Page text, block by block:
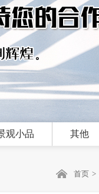
观小品 其他
首页 >